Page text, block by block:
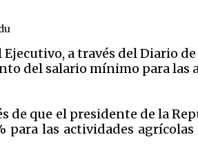
Ejecutivo, a través del Diario
del salario mínimo para
de que el presidente de la
las actividades